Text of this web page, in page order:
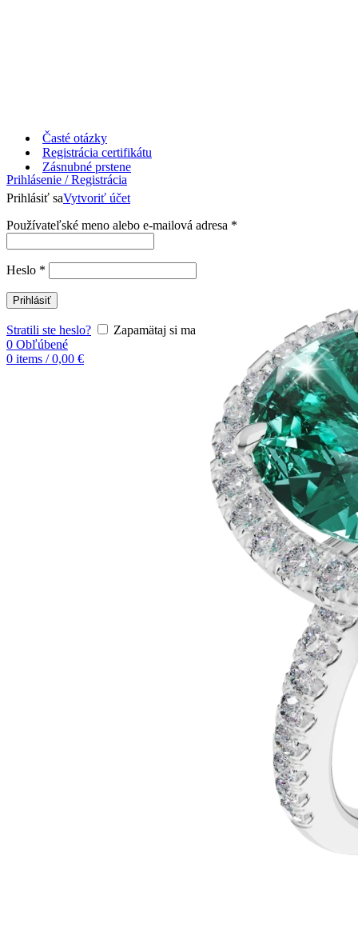
Časté otázky
Registrácia certifikátu
Prihlásenie / Registrácia
Prihlásiť saVytvoriť účet
Používateľské meno alebo e-mailová adresa *
Heslo *
Prihlásiť
Stratili ste heslo?
Zapamätaj si ma
0 Obľúbené
0 items / 0,00 €
Zásnubné prstene